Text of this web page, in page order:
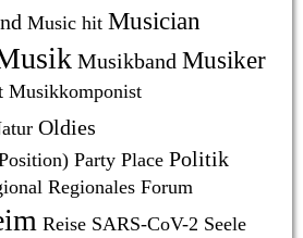
Music hit Musician
Musikband Musiker
Musikkomponist
Oldies
Party Place Politik
Regionales Forum
Reise SARS-CoV-2 Seele